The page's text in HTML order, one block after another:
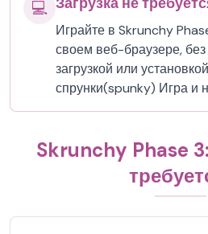
💻
Играйте в Skrunchy
своем веб-браузере,
загрузкой или
спрунки(spunky) Игра и
Skrunchy Phase